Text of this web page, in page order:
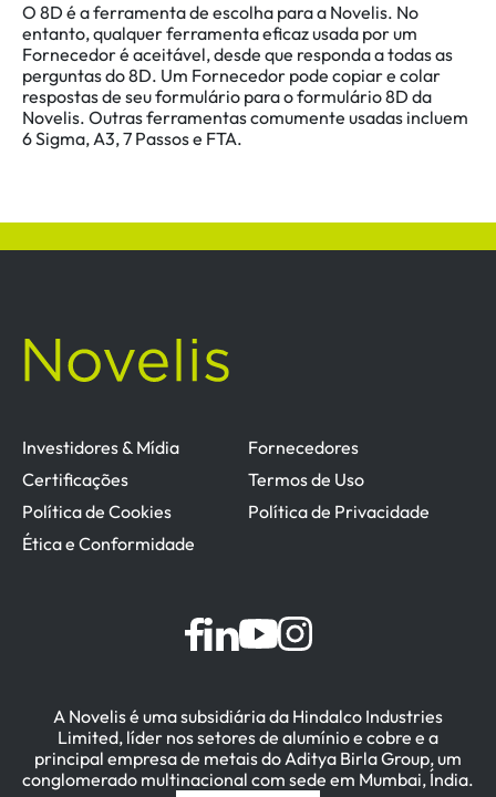
O 8D é a ferramenta de escolha para a Novelis. No
entanto, qualquer ferramenta eficaz usada por um
Fornecedor é aceitável, desde que responda a todas as
perguntas do 8D. Um Fornecedor pode copiar e colar
respostas de seu formulário para o formulário 8D da
Novelis. Outras ferramentas comumente usadas incluem
6 Sigma, A3, 7 Passos e FTA.
Investidores & Mídia
Fornecedores
Certificações
Termos de Uso
Política de Cookies
Política de Privacidade
Ética e Conformidade
A Novelis é uma subsidiária da Hindalco Industries
Limited, líder nos setores de alumínio e cobre e a
principal empresa de metais do Aditya Birla Group, um
conglomerado multinacional com sede em Mumbai, Índia.